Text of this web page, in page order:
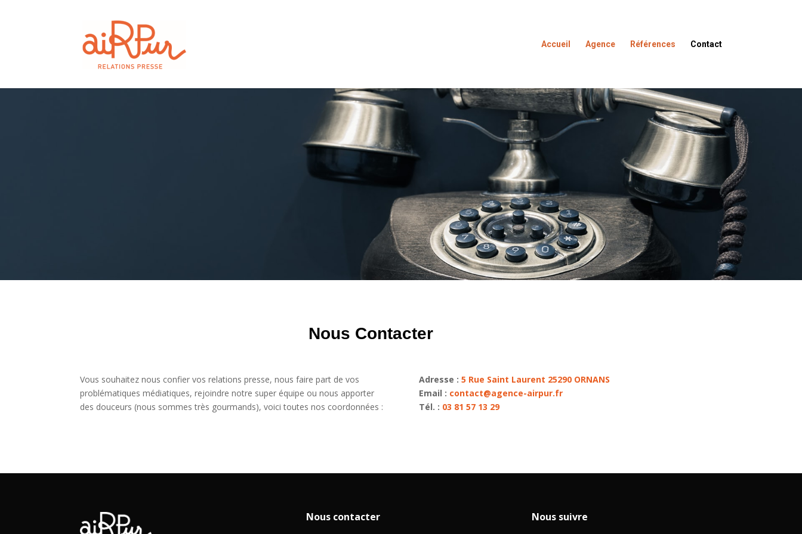
Accueil Agence Références Contact
Nous Contacter
Vous souhaitez nous confier vos relations presse, nous faire part de vos
problématiques médiatiques, rejoindre notre super équipe ou nous apporter
des douceurs (nous sommes très gourmands), voici toutes nos coordonnées :
Adresse : 5 Rue Saint Laurent 25290 ORNANS
Email : contact@agence-airpur.fr
Tél. : 03 81 57 13 29
Nous contacter Nous suivre